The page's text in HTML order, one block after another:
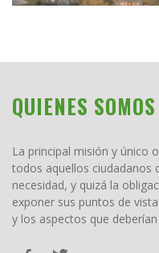
QUIENES SOMOS
La principal misión y único
todos aquellos ciudadanos
necesidad, y quizá la
exponer sus puntos de
y los aspectos que